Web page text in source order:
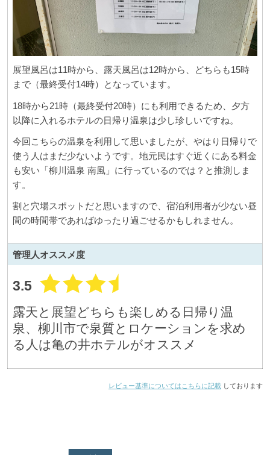
展望風呂は11時から、露天風呂は12時から、どちらも15時
まで（最終受付14時）となっています。
18時から21時（最終受付20時）にも利用できるため、夕方
以降に入れるホテルの日帰り温泉は少し珍しいですね。
今回こちらの温泉を利用して思いましたが、やはり日帰りで
使う人はまだ少ないようです。地元民はすぐ近くにある料金
も安い「柳川温泉 南風」に行っているのでは？と推測しま
す。
割と穴場スポットだと思いますので、宿泊利用者が少ない昼
間の時間帯であればゆったり過ごせるかもしれません。
管理人オススメ度
3.5
露天と展望どちらも楽しめる日帰り温
泉、柳川市で泉質とロケーションを求め
る人は亀の井ホテルがオススメ
レビュー基準についてはこちらに記載 しております